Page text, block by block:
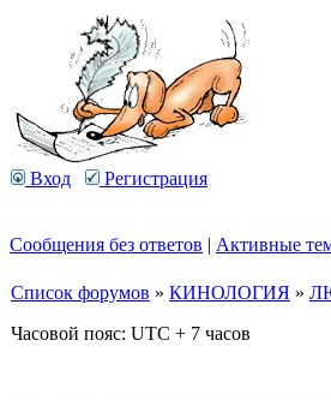
Вход Регистрация
Сообщения без ответов | Активные
Список форумов » КИНОЛОГИЯ »
Часовой пояс: UTC + 7 часов